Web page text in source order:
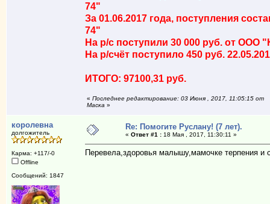
74"
За 01.06.2017 года, поступления
74"
На р/с поступили 30 000 руб. от ООО
На р/счёт поступило 450 руб.
ИТОГО: 97100,31 руб.
« Последнее редактирование: 03 Июня , 2017, 11:05:15 от
Маска »
королевна
долгожитель
Карма: +117/-0
Offline
Сообщений: 1847
Re: Помогите Руслану! (7 лет).
« Ответ #1 :18 Мая , 2017, 11:30:11 »
Перевела,здоровья малышу,мамочке терпения и